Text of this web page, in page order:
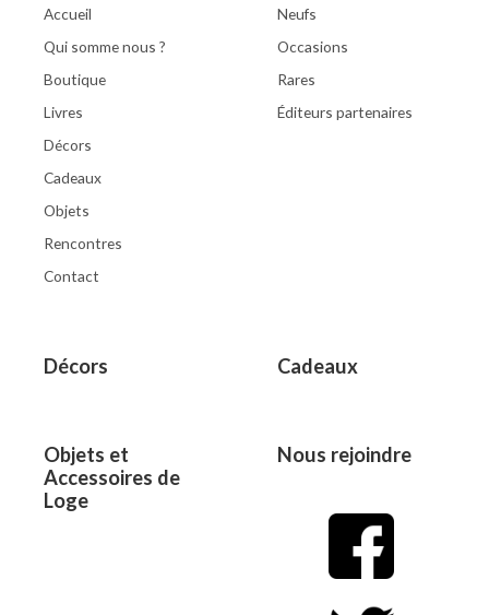
Accueil
Qui somme nous ?
Boutique
Livres
Décors
Cadeaux
Objets
Rencontres
Contact
Neufs
Occasions
Rares
Éditeurs partenaires
Décors Cadeaux
Objets et
Accessoires de
Loge
Nous rejoindre